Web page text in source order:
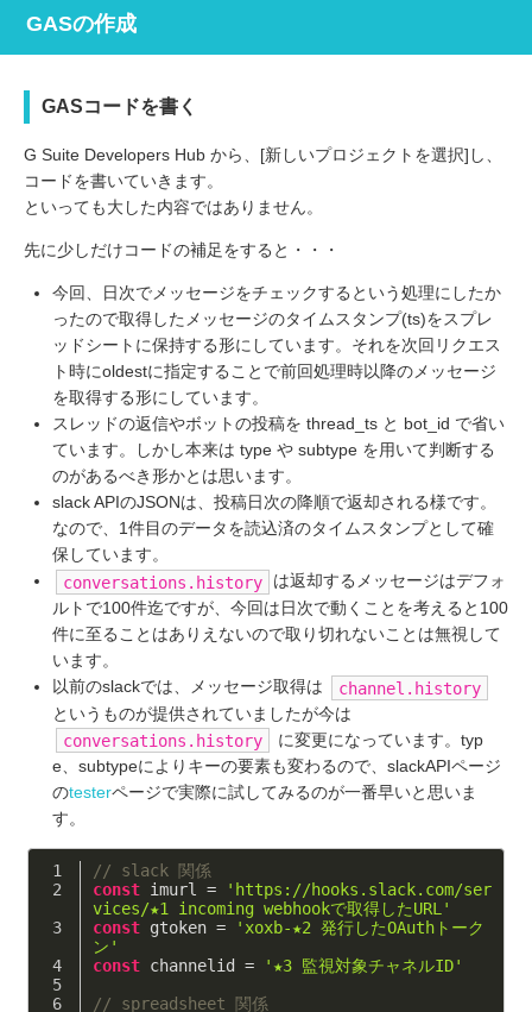
GASの作成
GASコードを書く
G Suite Developers Hub から、[新しいプロジェクトを選択]し、
コードを書いていきます。
といっても大した内容ではありません。
先に少しだけコードの補足をすると・・・
今回、日次でメッセージをチェックするという処理にしたか
ったので取得したメッセージのタイムスタンプ(ts)をスプレ
ッドシートに保持する形にしています。それを次回リクエス
ト時にoldestに指定することで前回処理時以降のメッセージ
を取得する形にしています。
スレッドの返信やボットの投稿を thread_ts と bot_id で省い
ています。しかし本来は type や subtype を用いて判断する
のがあるべき形かとは思います。
slack APIのJSONは、投稿日次の降順で返却される様です。
なので、1件目のデータを読込済のタイムスタンプとして確
保しています。
conversations.history
は返却するメッセージはデフォ
ルトで100件迄ですが、今回は日次で動くことを考えると100
件に至ることはありえないので取り切れないことは無視して
います。
以前のslackでは、メッセージ取得は
channel.history
というものが提供されていましたが今は
conversations.history
に変更になっています。typ
e、subtypeによりキーの要素も変わるので、slackAPIページ
のtesterページで実際に試してみるのが一番早いと思いま
す。
// slack 関係
const imurl =
'https://hooks.slack.com/ser
vices/★1 incoming webhookで取得したURL'
const gtoken =
'xoxb-★2 発行したOAuthトーク
ン'
const channelid =
'★3 監視対象チャネルID'
// spreadsheet 関係